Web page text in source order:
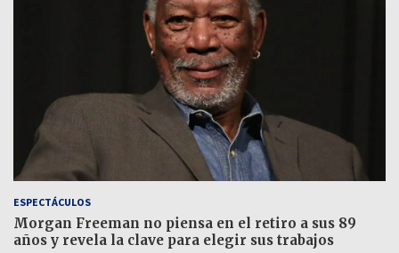
ESPECTÁCULOS
Morgan Freeman no piensa en el retiro a sus 89
años y revela la clave para elegir sus trabajos